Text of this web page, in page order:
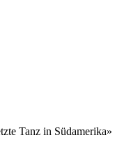
Tanz in Südamerika»